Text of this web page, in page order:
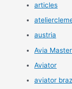
articles
austria
Avia
Aviator
aviator